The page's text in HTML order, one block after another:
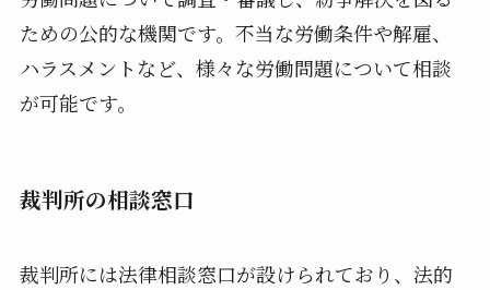
ための公的な機関です。不当な労働条件や解雇、
ハラスメントなど、様々な労働問題について相談
が可能です。
裁判所の相談窓口
裁判所には法律相談窓口が設けられており、法的